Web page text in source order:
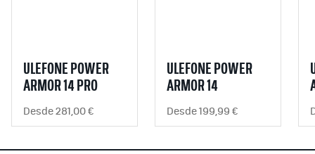
ULEFONE POWER
ARMOR 14 PRO
Desde 281,00 €
ULEFONE POWER
ARMOR 14
Desde 199,99 €